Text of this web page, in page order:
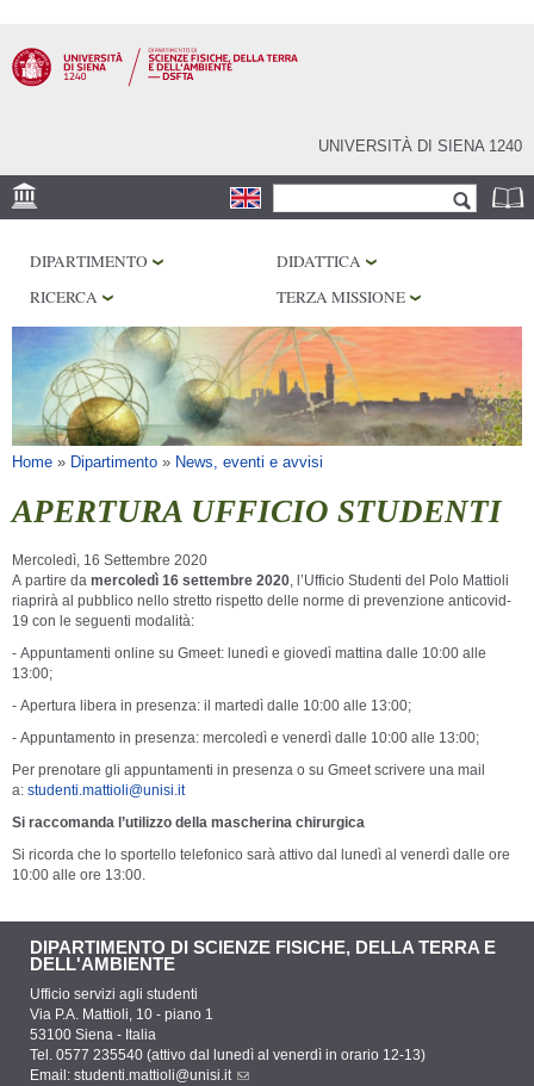
contenuto
principale
UNIVERSITÀ DI SIENA 1240
Form di ricerca
MUSEI
OSSERVATORIO
BIBLIOTECHE
SERVIZI
DIPARTIMENTO
DIDATTICA
RICERCA
TERZA MISSIONE
Tu sei qui
Home » Dipartimento » News, eventi e avvisi
APERTURA UFFICIO STUDENTI
Mercoledì, 16 Settembre 2020
A partire da mercoledì 16 settembre 2020, l’Ufficio Studenti del Polo Mattioli
riaprirà al pubblico nello stretto rispetto delle norme di prevenzione anticovid-
19 con le seguenti modalità:
- Appuntamenti online su Gmeet: lunedì e giovedì mattina dalle 10:00 alle
13:00;
- Apertura libera in presenza: il martedì dalle 10:00 alle 13:00;
- Appuntamento in presenza: mercoledì e venerdì dalle 10:00 alle 13:00;
Per prenotare gli appuntamenti in presenza o su Gmeet scrivere una mail
a: studenti.mattioli@unisi.it
Si raccomanda l’utilizzo della mascherina chirurgica
Si ricorda che lo sportello telefonico sarà attivo dal lunedì al venerdì dalle ore
10:00 alle ore 13:00.
DIPARTIMENTO DI SCIENZE FISICHE, DELLA TERRA E
DELL'AMBIENTE
Ufficio servizi agli studenti
Via P.A. Mattioli, 10 - piano 1
53100 Siena - Italia
Tel. 0577 235540 (attivo dal lunedì al venerdì in orario 12-13)
Email: studenti.mattioli@unisi.it